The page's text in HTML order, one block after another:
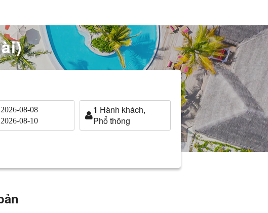
2026-08-08
2026-08-10
1 Hành khách,
Phổ thông